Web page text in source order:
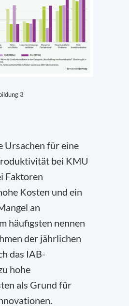
3
Ursachen für eine
bei KMU
Faktoren
Kosten und ein
an
häufigsten nennen
der jährlichen
das IAB-
hohe
als Grund für